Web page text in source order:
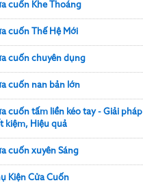
cuốn Khe Thoáng
cuốn Thế Hệ Mới
cuốn chuyên dụng
cuốn nan bản lớn
cuốn tấm liền kéo tay - Giải pháp
kiệm, Hiệu quả
cuốn xuyên Sáng
Kiện Cửa Cuốn